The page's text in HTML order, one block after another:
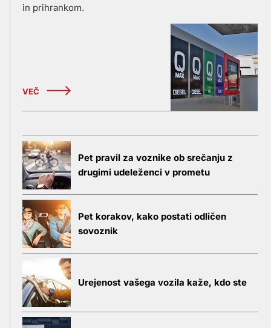
in prihrankom.
VEČ
Pet pravil za voznike ob srečanju z
drugimi udeleženci v prometu
Pet korakov, kako postati odličen
sovoznik
Urejenost vašega vozila kaže, kdo ste